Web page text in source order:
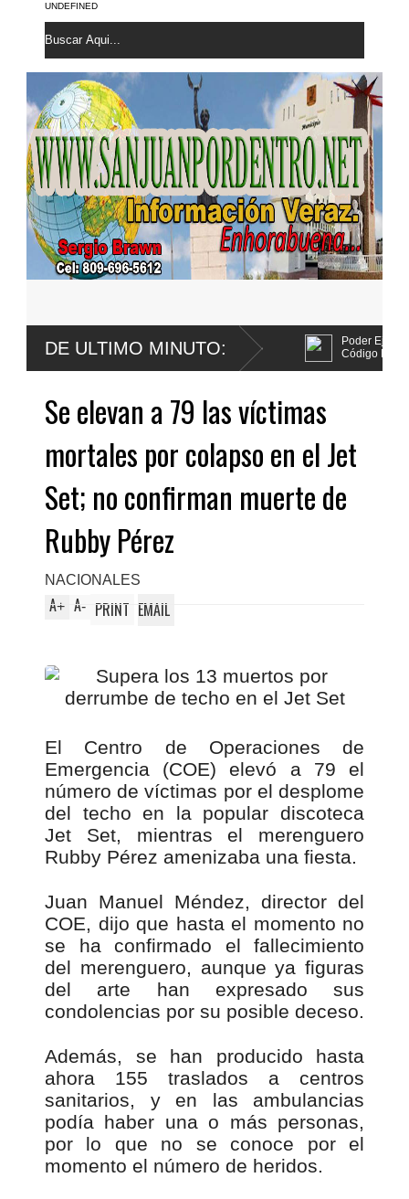
UNDEFINED
DE ULTIMO MINUTO:
apela sentencia por abuso sexual
Poder Ejecutivo promulga
Código Penal
Se elevan a 79 las víctimas
mortales por colapso en el Jet
Set; no confirman muerte de
Rubby Pérez
NACIONALES
A+ A- PRINT EMAIL
El Centro de Operaciones de
Emergencia (COE) elevó a 79 el
número de víctimas por el desplome
del techo en la popular discoteca
Jet Set, mientras el merenguero
Rubby Pérez amenizaba una fiesta.
Juan Manuel Méndez, director del
COE, dijo que hasta el momento no
se ha confirmado el fallecimiento
del merenguero, aunque ya figuras
del arte han expresado sus
condolencias por su posible deceso.
Además, se han producido hasta
ahora 155 traslados a centros
sanitarios, y en las ambulancias
podía haber una o más personas,
por lo que no se conoce por el
momento el número de heridos.